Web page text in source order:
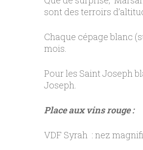
sont des terroirs
Chaque cépage blanc
mois.
Pour les Saint Joseph
Joseph.
Place aux vins rouge :
VDF Syrah : nez